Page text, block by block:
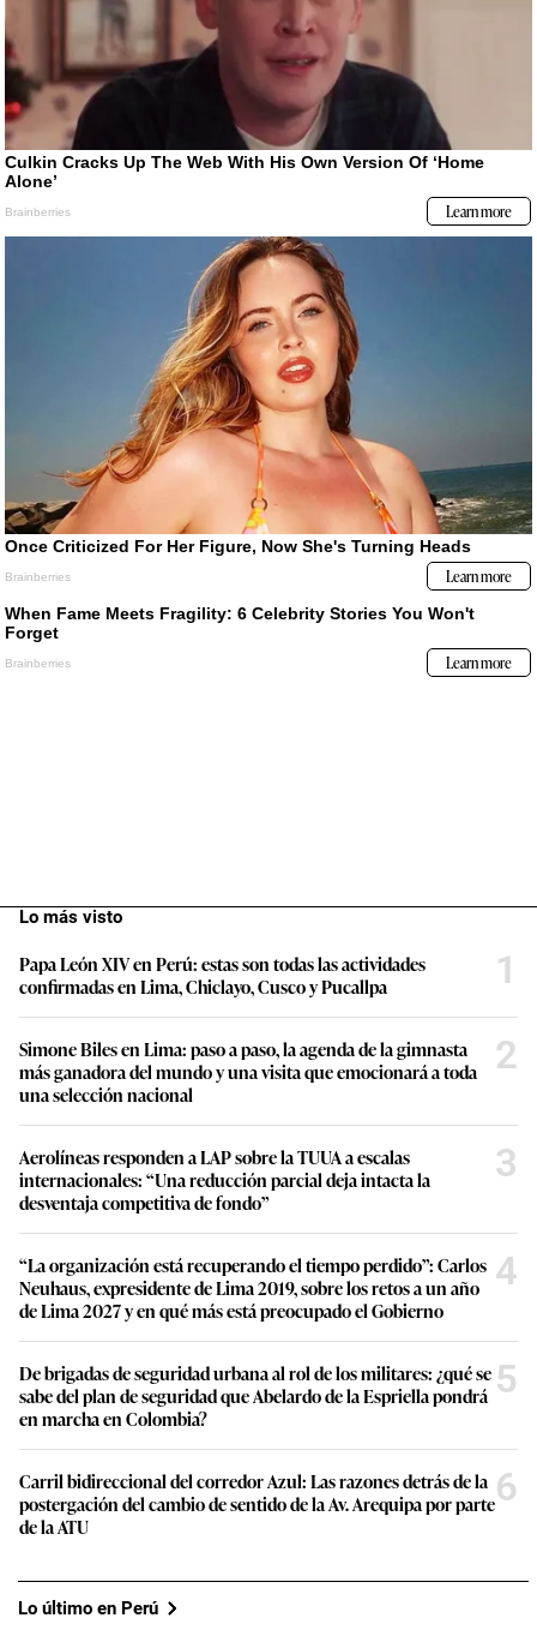
Lo más visto
Papa León XIV en Perú: estas son todas las actividades
confirmadas en Lima, Chiclayo, Cusco y Pucallpa
1
Simone Biles en Lima: paso a paso, la agenda de la gimnasta
más ganadora del mundo y una visita que emocionará a toda
una selección nacional
2
Aerolíneas responden a LAP sobre la TUUA a escalas
internacionales: “Una reducción parcial deja intacta la
desventaja competitiva de fondo”
3
“La organización está recuperando el tiempo perdido”: Carlos
Neuhaus, expresidente de Lima 2019, sobre los retos a un año
de Lima 2027 y en qué más está preocupado el Gobierno
4
De brigadas de seguridad urbana al rol de los militares: ¿qué se
sabe del plan de seguridad que Abelardo de la Espriella pondrá
en marcha en Colombia?
5
Carril bidireccional del corredor Azul: Las razones detrás de la
postergación del cambio de sentido de la Av. Arequipa por parte
de la ATU
6
Lo último en Perú